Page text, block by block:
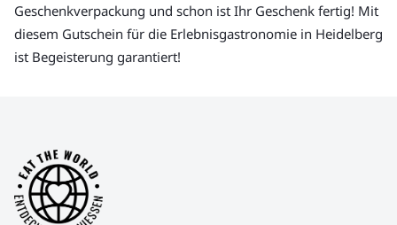
Geschenkverpackung und schon ist Ihr Geschenk fertig! Mit
diesem Gutschein für die Erlebnisgastronomie in Heidelberg
ist Begeisterung garantiert!